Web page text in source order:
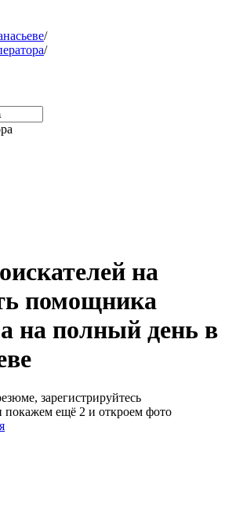
/
/
на
помощника
на полный день в
зарегистрируйтесь
покажем ещё 2 и откроем фото